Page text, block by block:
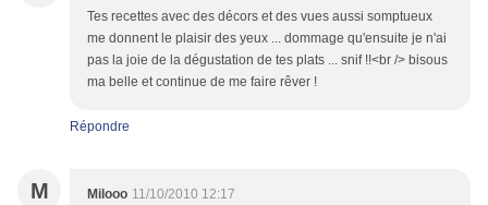
Tes recettes avec des décors et des vues aussi somptueux
me donnent le plaisir des yeux ... dommage qu'ensuite je n'ai
pas la joie de la dégustation de tes plats ... snif !!<br /> bisous
ma belle et continue de me faire rêver !
Répondre
M Milooo 11/10/2010 12:17